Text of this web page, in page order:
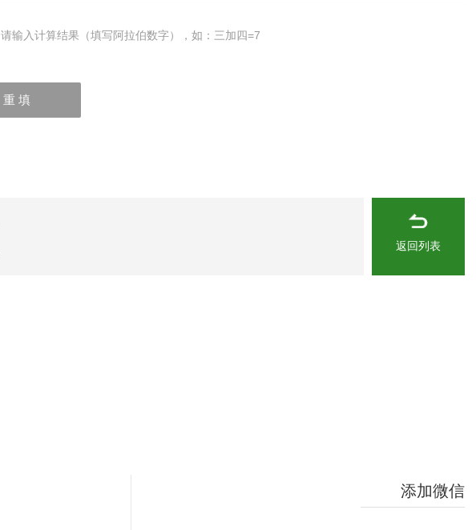
请输入计算结果（填写阿拉伯数字），如：三加四=7
返回列表
添加微信